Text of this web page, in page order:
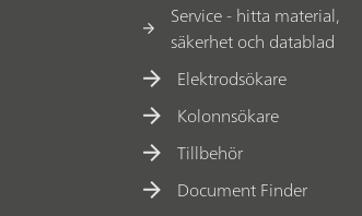
Service - hitta material,
säkerhet och datablad
Elektrodsökare
Kolonnsökare
Tillbehör
Document Finder